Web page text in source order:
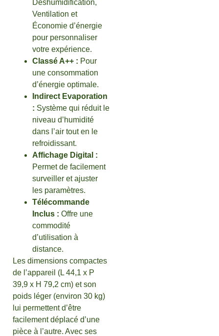
Déshumidification,
Ventilation et
Économie d’énergie
pour personnaliser
votre expérience.
Classé A++ : Pour
une consommation
d’énergie optimale.
Indirect Evaporation
: Système qui réduit le
niveau d’humidité
dans l’air tout en le
refroidissant.
Affichage Digital :
Permet de facilement
surveiller et ajuster
les paramètres.
Télécommande
Inclus : Offre une
commodité
d’utilisation à
distance.
Les dimensions compactes
de l’appareil (L 44,1 x P
39,9 x H 79,2 cm) et son
poids léger (environ 30 kg)
lui permettent d’être
facilement déplacé d’une
pièce à l’autre. Avec ses